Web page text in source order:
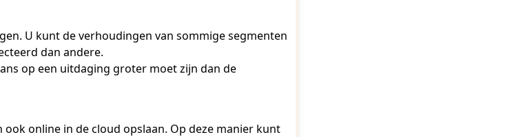
U kunt de verhoudingen van sommige segmenten
dan andere.
op een uitdaging groter moet zijn dan de
online in de cloud opslaan. Op deze manier kunt